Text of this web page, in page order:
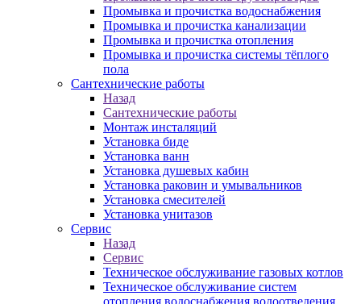
Промывка и прочистка водоснабжения
Промывка и прочистка канализации
Промывка и прочистка отопления
Промывка и прочистка системы тёплого
пола
Сантехнические работы
Назад
Сантехнические работы
Монтаж инсталяций
Установка биде
Установка ванн
Установка душевых кабин
Установка раковин и умывальников
Установка смесителей
Установка унитазов
Сервис
Назад
Сервис
Техническое обслуживание газовых котлов
Техническое обслуживание систем
отопления,водоснабжения,водоотведения